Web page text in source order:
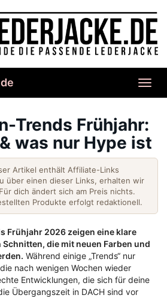
Trends Frühjahr:
was nur Hype ist
Artikel enthält Affiliate-Links
über einen dieser Links, erhalten wir
dich ändert sich am Preis nichts.
Produkte erfolgt redaktionell.
Frühjahr 2026 zeigen eine klare
die mit neuen Farben und
Während einige „Trends“ nur
nach wenigen Wochen wieder
Entwicklungen, die sich für deine
Übergangszeit in DACH sind vor